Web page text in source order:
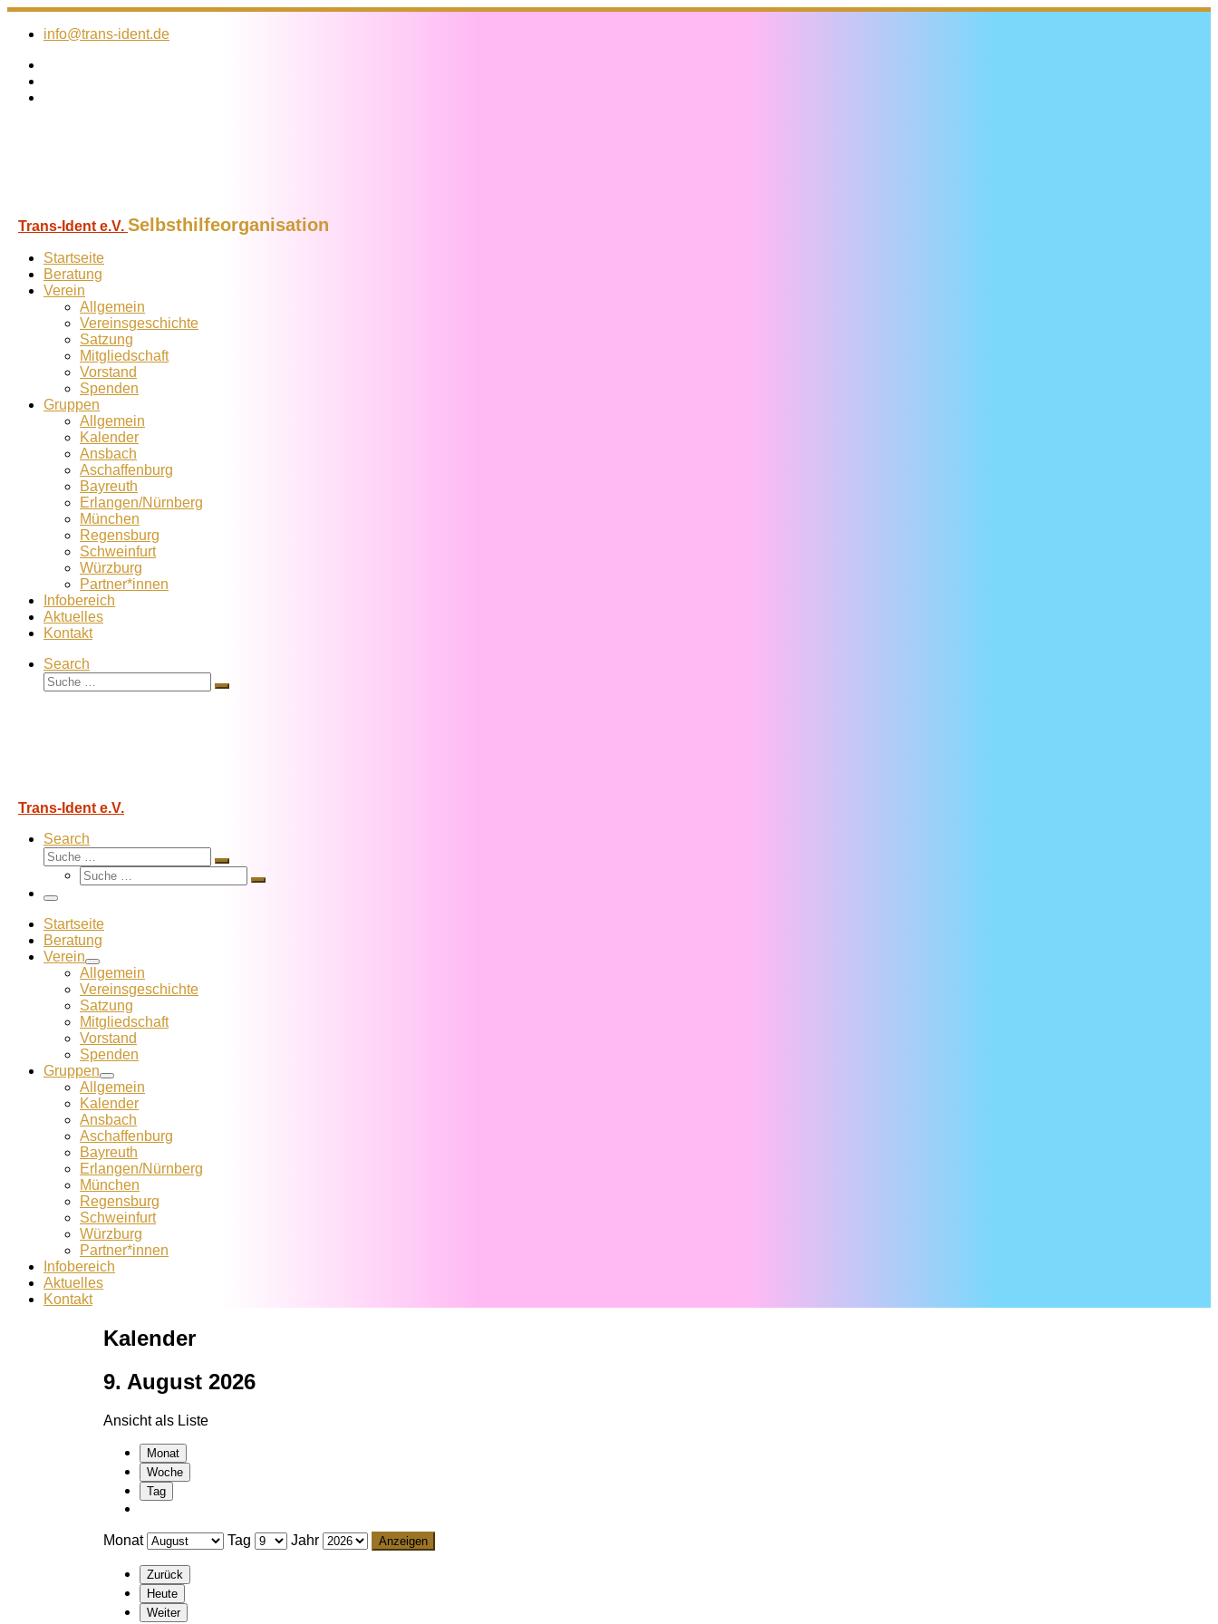
Zum
Inhalt
info@trans-ident.de
Trans-Ident e.V. Selbsthilfeorganisation
Startseite
Beratung
Verein
Allgemein
Vereins­geschichte
Satzung
Mitglied­schaft
Vorstand
Spenden
Gruppen
Allgemein
Kalender
Ansbach
Aschaffenburg
Bayreuth
Erlangen/Nürnberg
München
Regensburg
Schweinfurt
Würzburg
Partner*innen
Infobereich
Aktuelles
Kontakt
Search
Suche
Suche
Trans-Ident e.V.
Search
Suche
Suche
Suche
Suche
Menü
Startseite
Beratung
Verein
Allgemein
Vereins­geschichte
Satzung
Mitglied­schaft
Vorstand
Spenden
Gruppen
Allgemein
Kalender
Ansbach
Aschaffenburg
Bayreuth
Erlangen/Nürnberg
München
Regensburg
Schweinfurt
Würzburg
Partner*innen
Infobereich
Aktuelles
Kontakt
Kalender
9. August 2026
Ansicht als Liste
Monat
Woche
Tag
Monat Tag Jahr
Zurück
Heute
Weiter